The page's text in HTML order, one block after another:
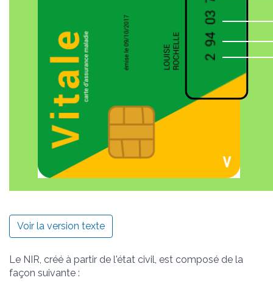
Voir la version texte
Le NIR, créé à partir de l'état civil, est composé de la
façon suivante :